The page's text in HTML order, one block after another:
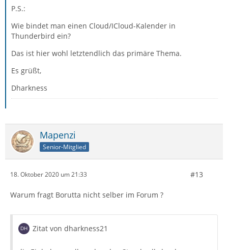
P.S.:
Wie bindet man einen Cloud/ICloud-Kalender in
Thunderbird ein?
Das ist hier wohl letztendlich das primäre Thema.
Es grüßt,
Dharkness
Mapenzi
Senior-Mitglied
18. Oktober 2020 um 21:33 #13
Warum fragt Borutta nicht selber im Forum ?
Zitat von dharkness21